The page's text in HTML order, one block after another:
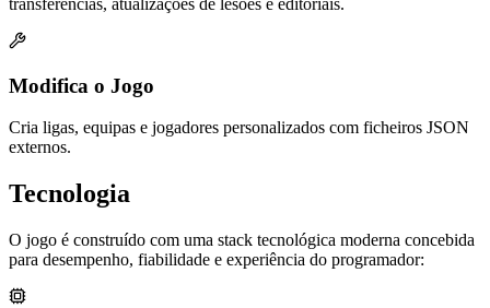
transferências, atualizações de lesões e editoriais.
Modifica o Jogo
Cria ligas, equipas e jogadores personalizados com ficheiros JSON
externos.
Tecnologia
O jogo é construído com uma stack tecnológica moderna concebida
para desempenho, fiabilidade e experiência do programador: